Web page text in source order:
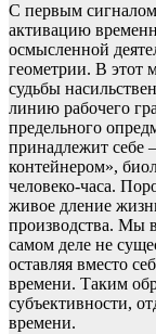
С первым
активацию
осмысленной
геометрии. В этот
судьбы
линию рабочего
предельного
принадлежит себе
контейнером»,
человеко-часа.
живое дление
производства. Мы
самом деле не
оставляя вместо
времени. Таким
субъективности,
времени.